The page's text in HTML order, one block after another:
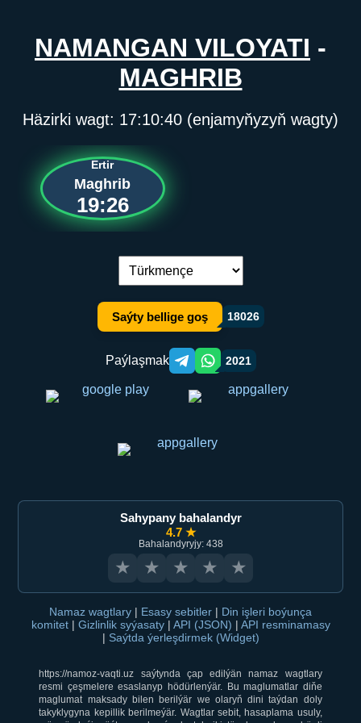
NAMANGAN VILOYATI -
MAGHRIB
Häzirki wagt: 17:10:40 (enjamyňyzyň wagty)
Ertir
Maghrib
19:26
Dil çalşyryş:
Saýty bellige goş 18026
Paýlaşmak Telegram orqali ulashish
WhatsApp orqali ulashish
2021
Sahypany bahalandyr
4.7 ★
Bahalandyryjy: 438
★ ★ ★ ★ ★
Namaz wagtlary | Esasy sebitler | Din işleri boýunça
komitet | Gizlinlik syýasaty | API (JSON) | API resminamasy
| Saýtda ýerleşdirmek (Widget)
https://namoz-vaqti.uz saýtynda çap edilýän namaz wagtlary
resmi çeşmelere esaslanyp hödürlenýär. Bu maglumatlar diňe
maglumat maksady bilen berilýär we olaryň dini taýdan doly
takyklygyna kepillik berilmeýär. Wagtlar sebit, hasaplama usuly,